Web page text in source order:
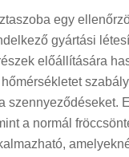
egy
gyártási
előállítására
hőmérsékletet
szennyeződéseket.
a normál